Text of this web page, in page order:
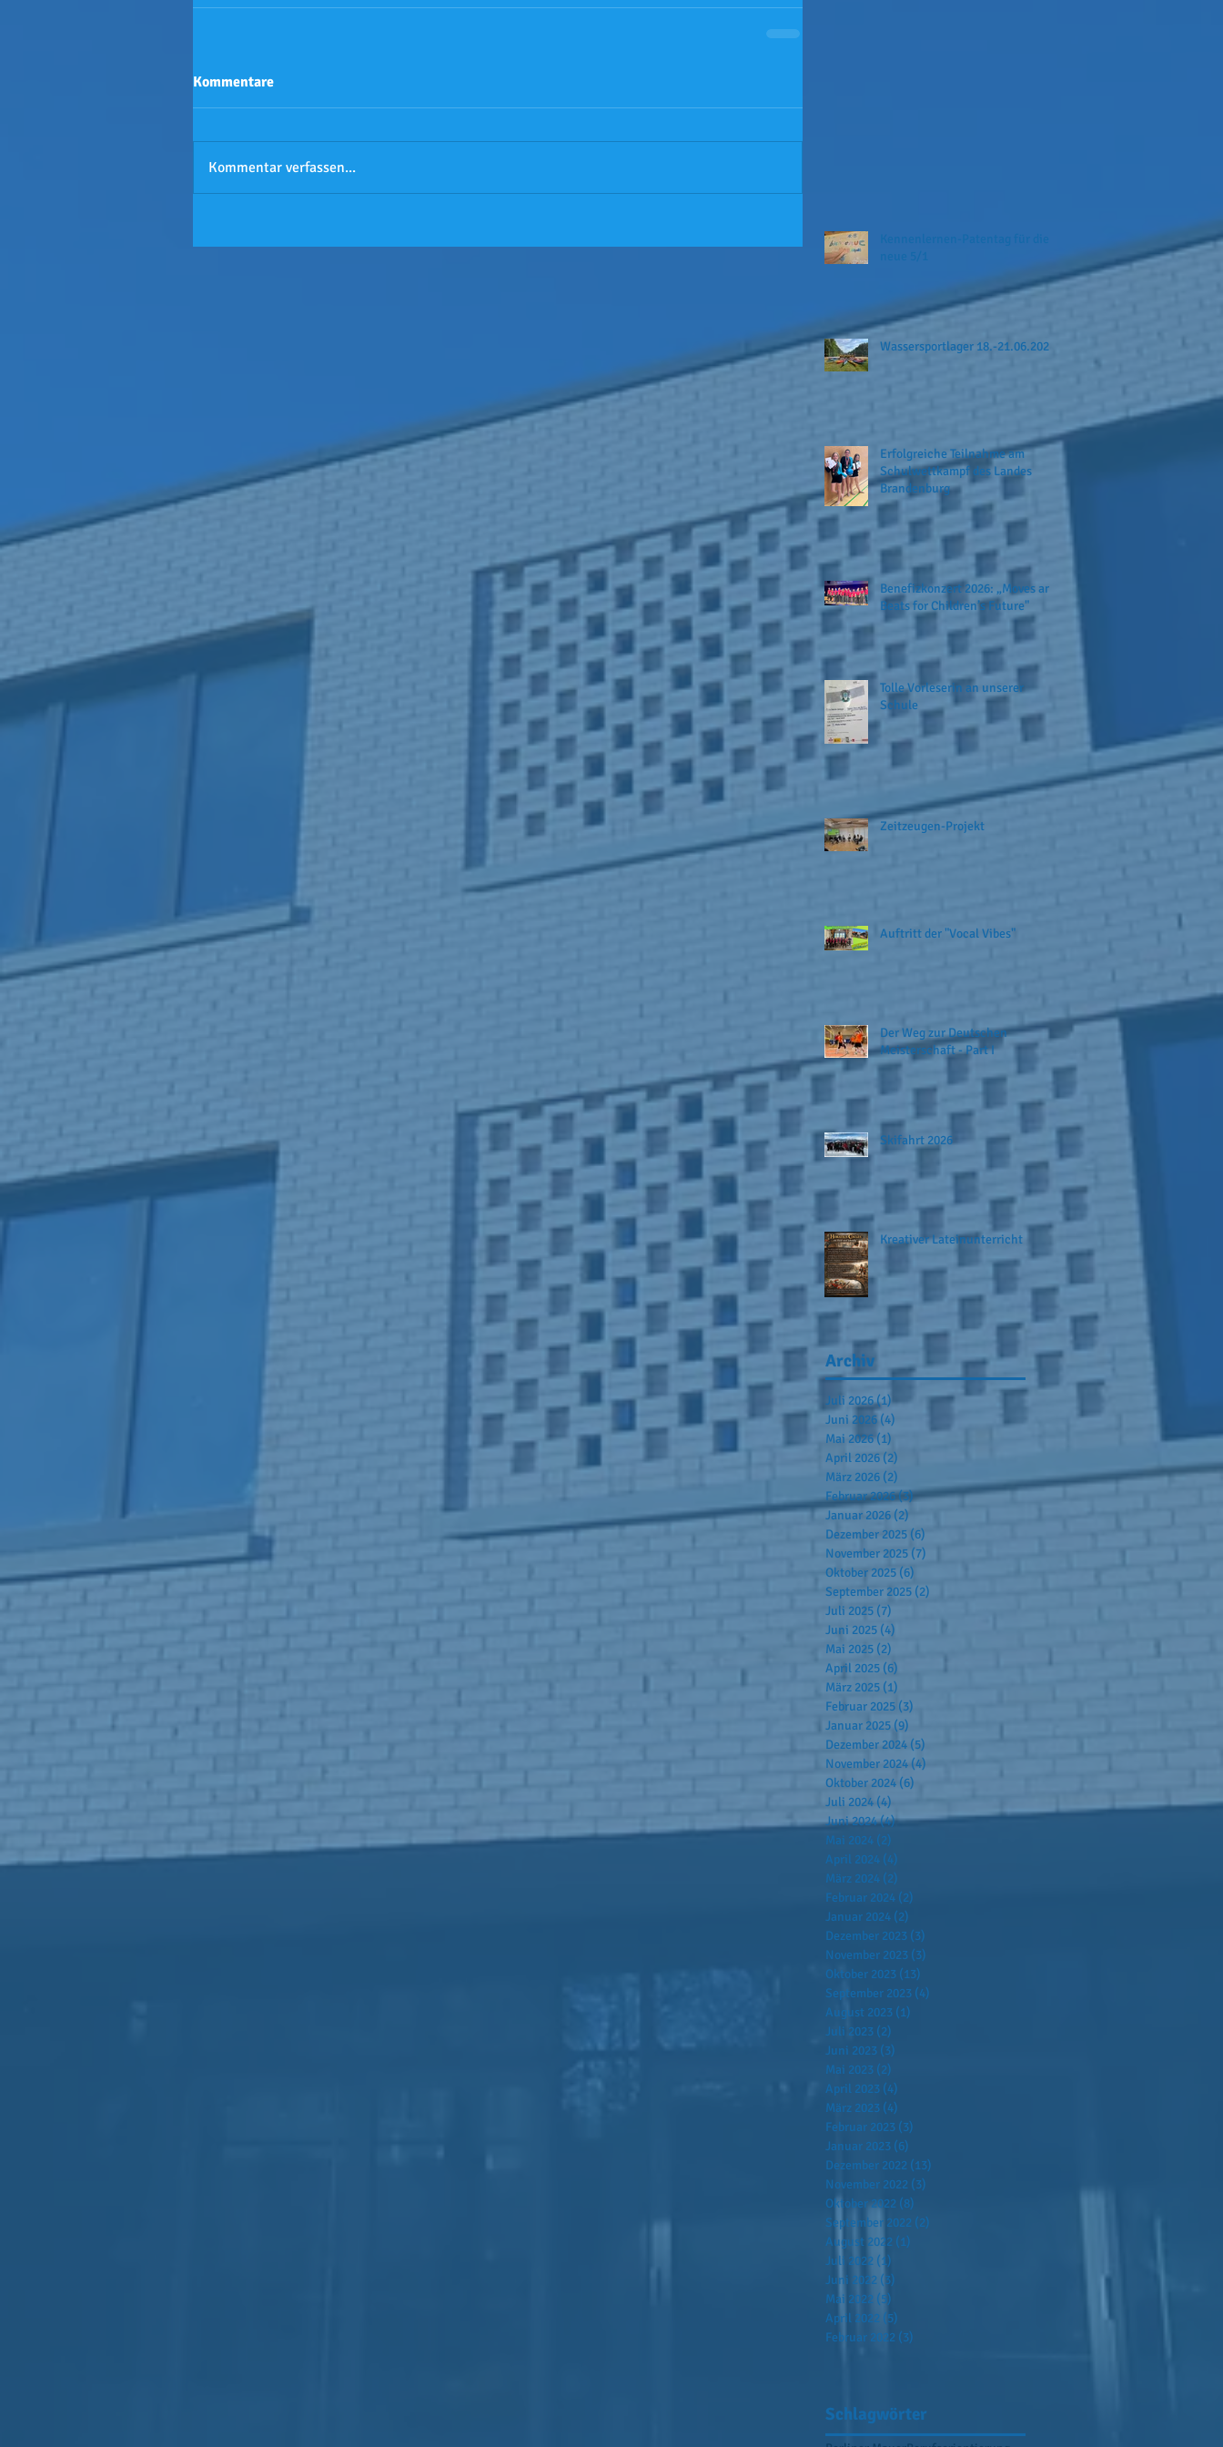
Kommentare
Kommentar verfassen...
Kennenlernen-Patentag für die
Wassersportlager 18.-21.06.2026
Erfolgreiche Teilnahme am
Schulwettkampf des Landes
Brandenburg
Benefizkonzert 2026: „Moves and
Beats for Children’s Future"
Tolle Vorleserin an unserer
Schule
Zeitzeugen-Projekt
Auftritt der "Vocal Vibes"
Der Weg zur Deutschen
Meisterschaft - Part I
Skifahrt 2026
Kreativer Lateinunterricht
Archiv
Juli 2026(1)1 Beitrag
Juni 2026 (4)
Mai 2026 (1)
April 2026 (2)
März 2026 (2)
Februar 2026(3)3 Beiträge
Januar 2026 (2)
Dezember 2025 (6)
November 2025 (7)
Oktober 2025 (6)
September 2025 (2)
Juli 2025 (7)
Juni 2025 (4)
Mai 2025 (2)
April 2025 (6)
März 2025 (1)
Februar 2025 (3)
Januar 2025 (9)
Dezember 2024 (5)
November 2024 (4)
Oktober 2024 (6)
Juli 2024 (4)
Juni 2024(4)4 Beiträge
Mai 2024 (2)
April 2024 (4)
März 2024 (2)
Februar 2024 (2)
Januar 2024 (2)
Dezember 2023 (3)
November 2023 (3)
Oktober 2023 (13)
September 2023 (4)
August 2023 (1)
Juli 2023 (2)
Juni 2023 (3)
Mai 2023 (2)
April 2023 (4)
März 2023 (4)
Februar 2023 (3)
Januar 2023 (6)
Dezember 2022 (13)
November 2022 (3)
Oktober 2022 (8)
September 2022 (2)
August 2022 (1)
Juli 2022 (1)
Juni 2022 (3)
Mai 2022 (5)
April 2022 (5)
Februar 2022 (3)
Schlagwörter